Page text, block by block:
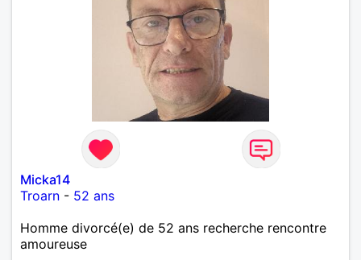
Micka14
Troarn - 52 ans
Homme divorcé(e) de 52 ans recherche rencontre
amoureuse